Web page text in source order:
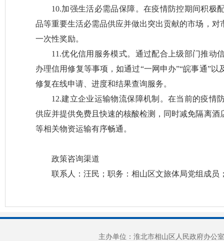
10.加强生活必需品保障。在疫情防控期间积极
品等重要生活必需品供应并做出突出贡献的市场，
一次性奖励。
11.优化信用服务模式。通过配合上级部门推动
办理信用修复等事项，如通过“一网申办”“皖事通”
修复在线申请、进度和结果查询服务。
12.建立企业运输物流保障机制。在当前的疫情
供应并提供免费且快速的核酸检测，同时减免隔离
等相关物资运输有序畅通。
政策咨询渠道
联系人：汪民；职务：相山区文旅体局党组成员
主办单位：淮北市相山区人民政府办